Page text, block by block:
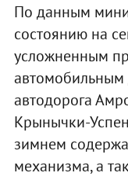
По данным
состоянию на
усложненным
автомобильным
автодорога
Крынычки-
зимнем
механизма, а